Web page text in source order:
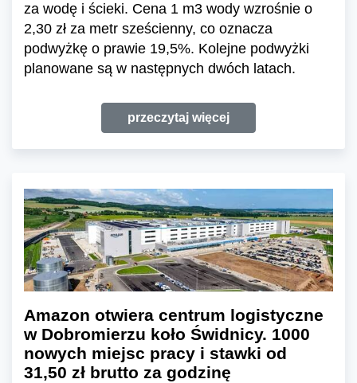
za wodę i ścieki. Cena 1 m3 wody wzrośnie o
2,30 zł za metr sześcienny, co oznacza
podwyżkę o prawie 19,5%. Kolejne podwyżki
planowane są w następnych dwóch latach.
przeczytaj więcej
Amazon otwiera centrum logistyczne
w Dobromierzu koło Świdnicy. 1000
nowych miejsc pracy i stawki od
31,50 zł brutto za godzinę